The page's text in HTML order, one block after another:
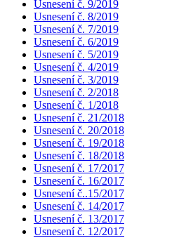
Usnesení č. 9/2019
Usnesení č. 8/2019
Usnesení č. 7/2019
Usnesení č. 6/2019
Usnesení č. 5/2019
Usnesení č. 4/2019
Usnesení č. 3/2019
Usnesení č. 2/2018
Usnesení č. 1/2018
Usnesení č. 21/2018
Usnesení č. 20/2018
Usnesení č. 19/2018
Usnesení č. 18/2018
Usnesení č. 17/2017
Usnesení č. 16/2017
Usnesení č..15/2017
Usnesení č. 14/2017
Usnesení č. 13/2017
Usnesení č. 12/2017